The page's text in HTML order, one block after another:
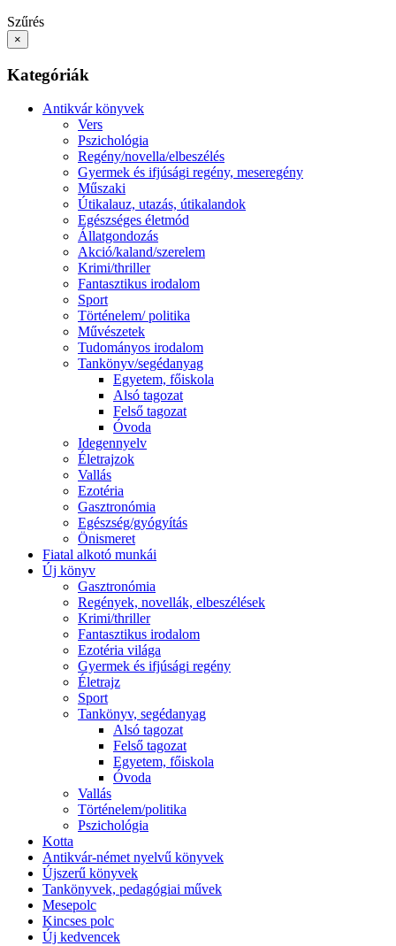
Szűrés
×
Kategóriák
Antikvár könyvek
Vers
Pszichológia
Regény/novella/elbeszélés
Gyermek és ifjúsági regény, meseregény
Műszaki
Útikalauz, utazás, útikalandok
Egészséges életmód
Állatgondozás
Akció/kaland/szerelem
Krimi/thriller
Fantasztikus irodalom
Sport
Történelem/ politika
Művészetek
Tudományos irodalom
Tankönyv/segédanyag
Egyetem, főiskola
Alsó tagozat
Felső tagozat
Óvoda
Idegennyelv
Életrajzok
Vallás
Ezotéria
Gasztronómia
Egészség/gyógyítás
Önismeret
Fiatal alkotó munkái
Új könyv
Gasztronómia
Regények, novellák, elbeszélések
Krimi/thriller
Fantasztikus irodalom
Ezotéria világa
Gyermek és ifjúsági regény
Életrajz
Sport
Tankönyv, segédanyag
Alsó tagozat
Felső tagozat
Egyetem, főiskola
Óvoda
Vallás
Történelem/politika
Pszichológia
Kotta
Antikvár-német nyelvű könyvek
Újszerű könyvek
Tankönyvek, pedagógiai művek
Mesepolc
Kincses polc
Új kedvencek